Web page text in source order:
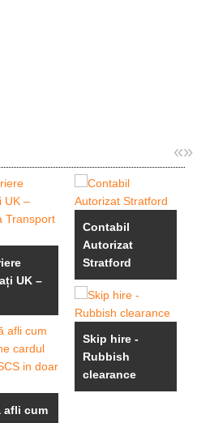
«»
UK –
afli cum
Contabil
Autorizat
Stratford
Skip hire -
Rubbish
clearance